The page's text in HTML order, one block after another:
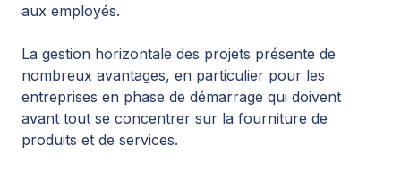
aux employés.
La gestion horizontale des projets présente de
nombreux avantages, en particulier pour les
entreprises en phase de démarrage qui doivent
avant tout se concentrer sur la fourniture de
produits et de services.